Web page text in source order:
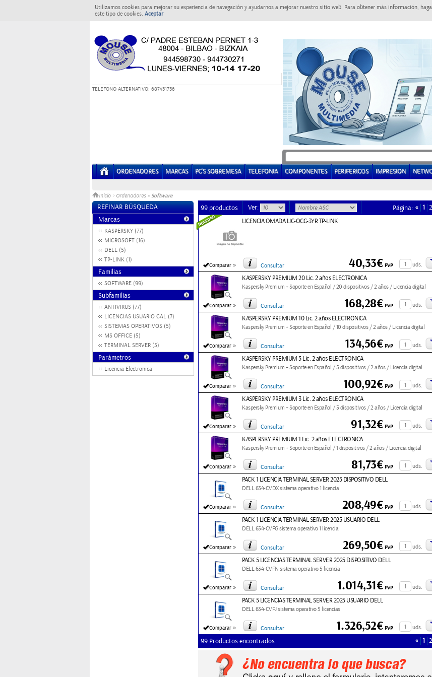
Utilizamos cookies para mejorar su experiencia de navegación y ayudarnos a mejorar nuestro sitio web. Para obtener más información,
este tipo de cookies. Aceptar
TELEFONO ALTERNATIVO: 687431736
ORDENADORES MARCAS PC'S SOBREMESA TELEFONIA COMPONENTES PERIFERICOS IMPRESION
Inicio > Ordenadores » Software
REFINAR BÚSQUEDA
Marcas
KASPERSKY (77)
MICROSOFT (16)
DELL (5)
TP-LINK (1)
Familias
SOFTWARE (99)
Subfamilias
ANTIVIRUS (77)
LICENCIAS USUARIO CAL (7)
SISTEMAS OPERATIVOS (5)
MS OFFICE (5)
TERMINAL SERVER (5)
Parámetros
Licencia Electronica
99 productos Ver: Página: « 1 2
Comparar »
LICENCIA OMADA LIC-OCC-3YR TP-LINK
Consultar uds.
40,33€PVP
Comparar »
KASPERSKY PREMIUM 20 Lic. 2 años ELECTRONICA
Kaspersky Premium + Soporte en Español / 20 dispositivos / 2 años / Licencia digital
Consultar uds.
168,28€PVP
Comparar »
KASPERSKY PREMIUM 10 Lic. 2 años ELECTRONICA
Kaspersky Premium + Soporte en Español / 10 dispositivos / 2 años / Licencia digital
Consultar uds.
134,56€PVP
Comparar »
KASPERSKY PREMIUM 5 Lic. 2 años ELECTRONICA
Kaspersky Premium + Soporte en Español / 5 dispositivos / 2 años / Licencia digital
Consultar uds.
100,92€PVP
Comparar »
KASPERSKY PREMIUM 3 Lic. 2 años ELECTRONICA
Kaspersky Premium + Soporte en Español / 3 dispositivos / 2 años / Licencia digital
Consultar uds.
91,32€PVP
Comparar »
KASPERSKY PREMIUM 1 Lic. 2 años ELECTRONICA
Kaspersky Premium + Soporte en Español / 1 dispositivos / 2 años / Licencia digital
Consultar uds.
81,73€PVP
Comparar »
PACK 1 LICENCIA TERMINAL SERVER 2025 DISPOSITIVO DELL
DELL 634-CVDX sistema operativo 1 licencia
Consultar uds.
208,49€PVP
Comparar »
PACK 1 LICENCIA TERMINAL SERVER 2025 USUARIO DELL
DELL 634-CVFG sistema operativo 1 licencia
Consultar uds.
269,50€PVP
Comparar »
PACK 5 LICENCIAS TERMINAL SERVER 2025 DISPOSITIVO DELL
DELL 634-CVFN sistema operativo 5 licencia
Consultar uds.
1.014,31€PVP
Comparar »
PACK 5 LICENCIAS TERMINAL SERVER 2025 USUARIO DELL
DELL 634-CVFJ sistema operativo 5 licencias
Consultar uds.
1.326,52€PVP
99 Productos encontrados « 1 2